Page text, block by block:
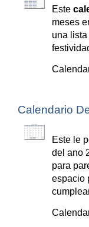
Este
meses
una
Calendario
Este le
del ano
para
espacio